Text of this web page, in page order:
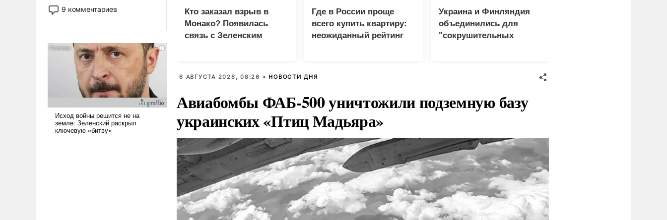
двигаемся по пути
революционных изменений.
псевдонаучной фантастики,
стало всерьез обсуждаемой
9 комментариев
Кто заказал взрыв в
Монако? Появилась
связь с Зеленским
Где в России проще
всего купить квартиру:
неожиданный рейтинг
Украина и Финляндия
объединились для
"сокрушительных
6 АВГУСТА 2026, 08:26 • НОВОСТИ ДНЯ
Авиабомбы ФАБ-500 уничтожили подземную базу
украинских «Птиц Мадьяра»